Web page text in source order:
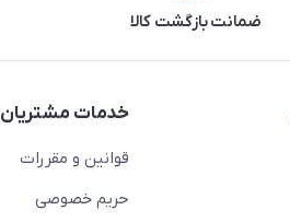
ضمانت بازگشت کالا
خدمات مشتریان
قوانین و مقررات
حریم خصوصی